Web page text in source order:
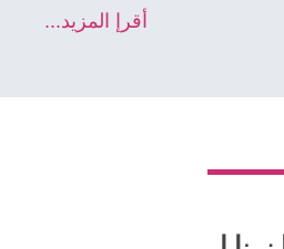
أقرإ المزيد...